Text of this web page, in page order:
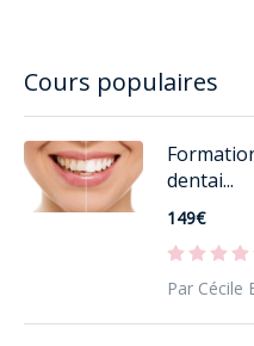
Cours populaires
dentai...
149€
Par Cécile